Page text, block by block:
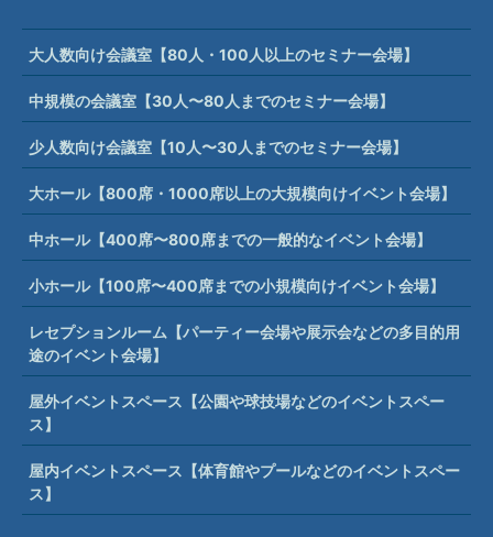
大人数向け会議室【80人・100人以上のセミナー会場】
中規模の会議室【30人〜80人までのセミナー会場】
少人数向け会議室【10人〜30人までのセミナー会場】
大ホール【800席・1000席以上の大規模向けイベント会場】
中ホール【400席〜800席までの一般的なイベント会場】
小ホール【100席〜400席までの小規模向けイベント会場】
レセプションルーム【パーティー会場や展示会などの多目的用
途のイベント会場】
屋外イベントスペース【公園や球技場などのイベントスペー
ス】
屋内イベントスペース【体育館やプールなどのイベントスペー
ス】